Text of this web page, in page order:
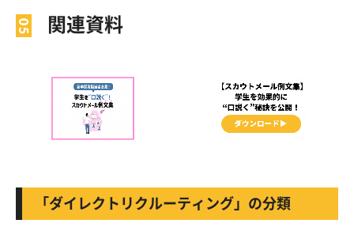
関連資料
「ダイレクトリクルーティング」の分類